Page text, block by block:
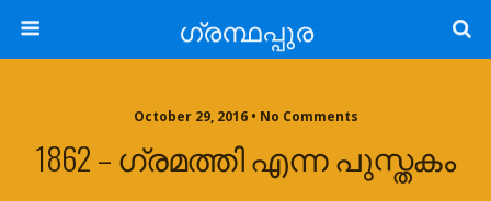
ഗ്രന്ഥപ്പുര
October 29, 2016 • No Comments
1862 – ഗ്രമത്തി എന്ന പുസ്തകം